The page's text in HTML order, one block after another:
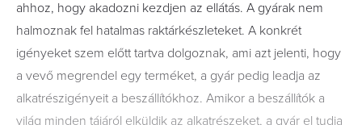
ahhoz, hogy akadozni kezdjen az ellátás. A gyárak nem
halmoznak fel hatalmas raktárkészleteket. A konkrét
igényeket szem előtt tartva dolgoznak, ami azt jelenti, hogy
a vevő megrendel egy terméket, a gyár pedig leadja az
alkatrészigényeit a beszállítókhoz. Amikor a beszállítók a
világ minden tájáról elküldik az alkatrészeket, a gyár el tudja